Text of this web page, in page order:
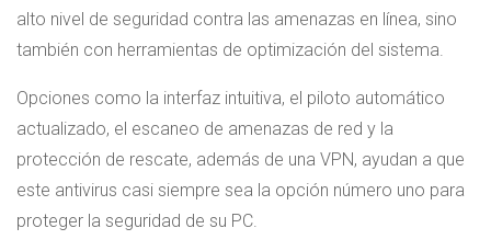
alto nivel de seguridad contra las amenazas en línea, sino
también con herramientas de optimización del sistema.
Opciones como la interfaz intuitiva, el piloto automático
actualizado, el escaneo de amenazas de red y la
protección de rescate, además de una VPN, ayudan a que
este antivirus casi siempre sea la opción número uno para
proteger la seguridad de su PC.